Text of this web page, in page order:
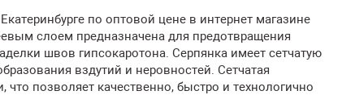
по оптовой цене в интернет магазине
слоем предназначена для предотвращения
швов гипсокаротона. Серпянка имеет сетчатую
вздутий и неровностей. Сетчатая
позволяет качественно, быстро и технологично